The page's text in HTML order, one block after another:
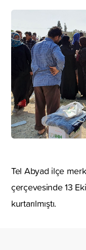
Tel Abyad ilçe
çerçevesinde 13
kurtarılmıştı.